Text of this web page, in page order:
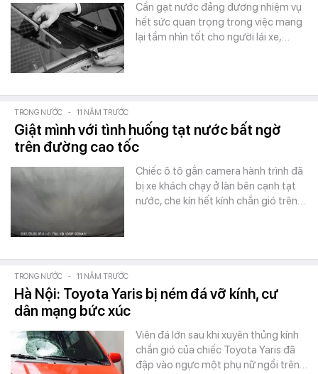
Cần gạt nước đảng đương nhiệm vụ
hết sức quan trọng trong việc mang
lại tầm nhìn tốt cho người lái xe,…
TRONG NƯỚC - 11 NĂM TRƯỚC
Giật mình với tình huống tạt nước bất ngờ
trên đường cao tốc
Chiếc ô tô gắn camera hành trình đã
bị xe khách chạy ở làn bên cạnh tạt
nước, che kín hết kính chắn gió trên…
TRONG NƯỚC - 11 NĂM TRƯỚC
Hà Nội: Toyota Yaris bị ném đá vỡ kính, cư
dân mạng bức xúc
Viên đá lớn sau khi xuyên thủng kính
chắn gió của chiếc Toyota Yaris đã
đập vào ngực một phụ nữ ngồi trên…